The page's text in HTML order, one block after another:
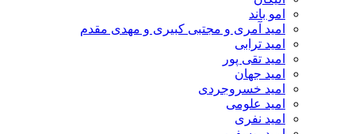
امو باند
امید آمری و مجتبی کبیری و مهدى مقدم
امید ترابی
امید تقی پور
امید جهان
امید خسروجردی
امید علومی
امید نفری